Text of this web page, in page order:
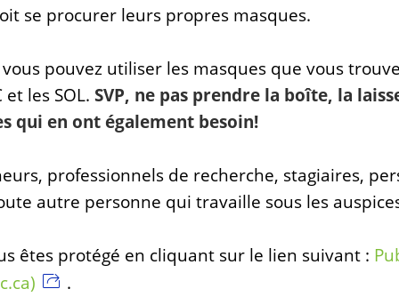
se procurer leurs propres masques.
pouvez utiliser les masques que vous
et les SOL. SVP, ne pas prendre la boîte, la
qui en ont également besoin!
professionnels de recherche, stagiaires,
autre personne qui travaille sous les
êtes protégé en cliquant sur le lien suivant :
.